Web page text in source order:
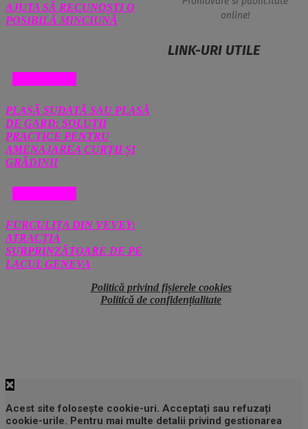
AJUTA SĂ RECUNOȘTI O
POSIBILĂ MINCIUNĂ
PLASĂ SUDATĂ SAU PLASĂ
DE GARD: SOLUȚII
PRACTICE PENTRU
AMENAJAREA CURȚII ȘI
GRĂDINII
FURCULIȚA DIN VEVEY:
ATRACȚIA
SURPRINZĂTOARE DE PE
LACUL GENEVA
online!
LINK-URI UTILE
Politică privind fișierele cookies
Politică de confidențialitate
Acest site folosește cookie-uri. Acceptați sau refuzați
cookie-urile. Pentru mai multe detalii privind gestionarea